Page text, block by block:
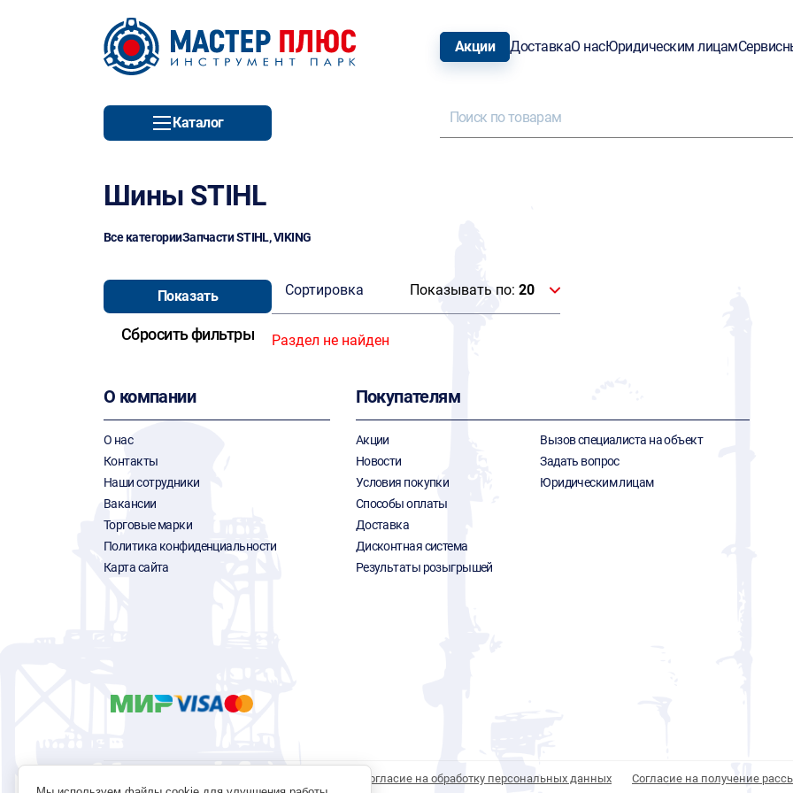
Акции ДоставкаО насЮридическим лицам
Каталог
Шины STIHL
Все категорииЗапчасти STIHL, VIKING
Сортировка Показывать по: 20
Раздел не найден
О компании
О нас
Контакты
Наши сотрудники
Вакансии
Торговые марки
Политика конфиденциальности
Карта сайта
Покупателям
Акции
Новости
Условия покупки
Способы оплаты
Доставка
Дисконтная система
Результаты розыгрышей
Вызов специалиста на объект
Задать вопрос
Юридическим лицам
Согласие на обработку персональных данных
Согласие на получение